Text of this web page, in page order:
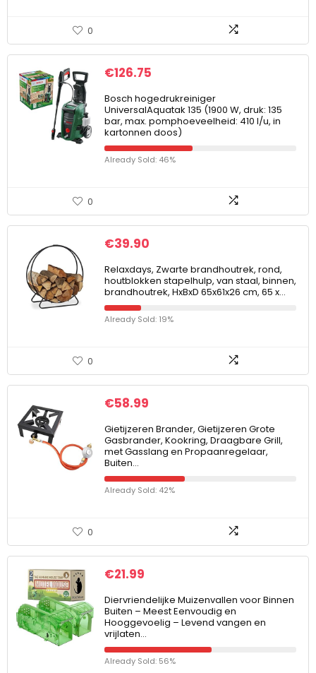
0
€126.75
Bosch hogedrukreiniger
UniversalAquatak 135 (1900 W, druk: 135
bar, max. pomphoeveelheid: 410 l/u, in
kartonnen doos)
Already Sold: 46%
0
€39.90
Relaxdays, Zwarte brandhoutrek, rond,
houtblokken stapelhulp, van staal, binnen,
brandhoutrek, HxBxD 65x61x26 cm, 65 x…
Already Sold: 19%
0
€58.99
Gietijzeren Brander, Gietijzeren Grote
Gasbrander, Kookring, Draagbare Grill,
met Gasslang en Propaanregelaar,
Buiten…
Already Sold: 42%
0
€21.99
Diervriendelijke Muizenvallen voor Binnen
Buiten – Meest Eenvoudig en
Hooggevoelig – Levend vangen en
vrijlaten…
Already Sold: 56%